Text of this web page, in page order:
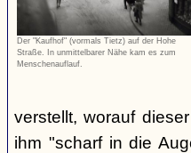
Der "Kaufhof" (vormals Tietz) auf der Hohe
Straße. In unmittelbarer Nähe kam es zum
Menschenauflauf.
verstellt, worauf
ihm "scharf in die